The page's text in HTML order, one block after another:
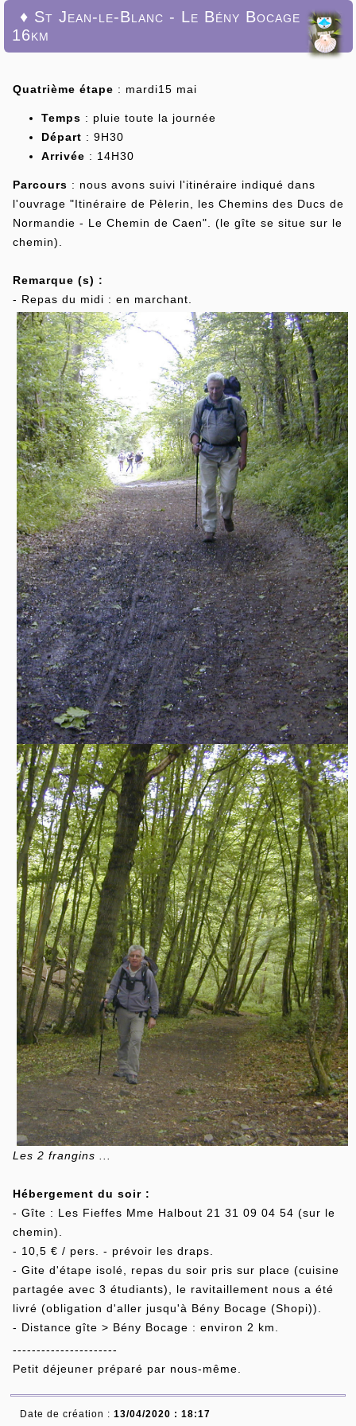
♦ St Jean-le-Blanc - Le Bény Bocage
16km
Quatrième étape : mardi15 mai
Temps : pluie toute la journée
Départ : 9H30
Arrivée : 14H30
Parcours : nous avons suivi l'itinéraire indiqué dans
l'ouvrage "Itinéraire de Pèlerin, les Chemins des Ducs de
Normandie - Le Chemin de Caen". (le gîte se situe sur le
chemin).
Remarque (s) :
- Repas du midi : en marchant.
Les 2 frangins ...
Hébergement du soir :
- Gîte : Les Fieffes Mme Halbout 21 31 09 04 54 (sur le
chemin).
- 10,5 € / pers. - prévoir les draps.
- Gite d'étape isolé, repas du soir pris sur place (cuisine
partagée avec 3 étudiants), le ravitaillement nous a été
livré (obligation d'aller jusqu'à Bény Bocage (Shopi)).
- Distance gîte > Bény Bocage : environ 2 km.
----------------------
Petit déjeuner préparé par nous-même.
Date de création : 13/04/2020 : 18:17